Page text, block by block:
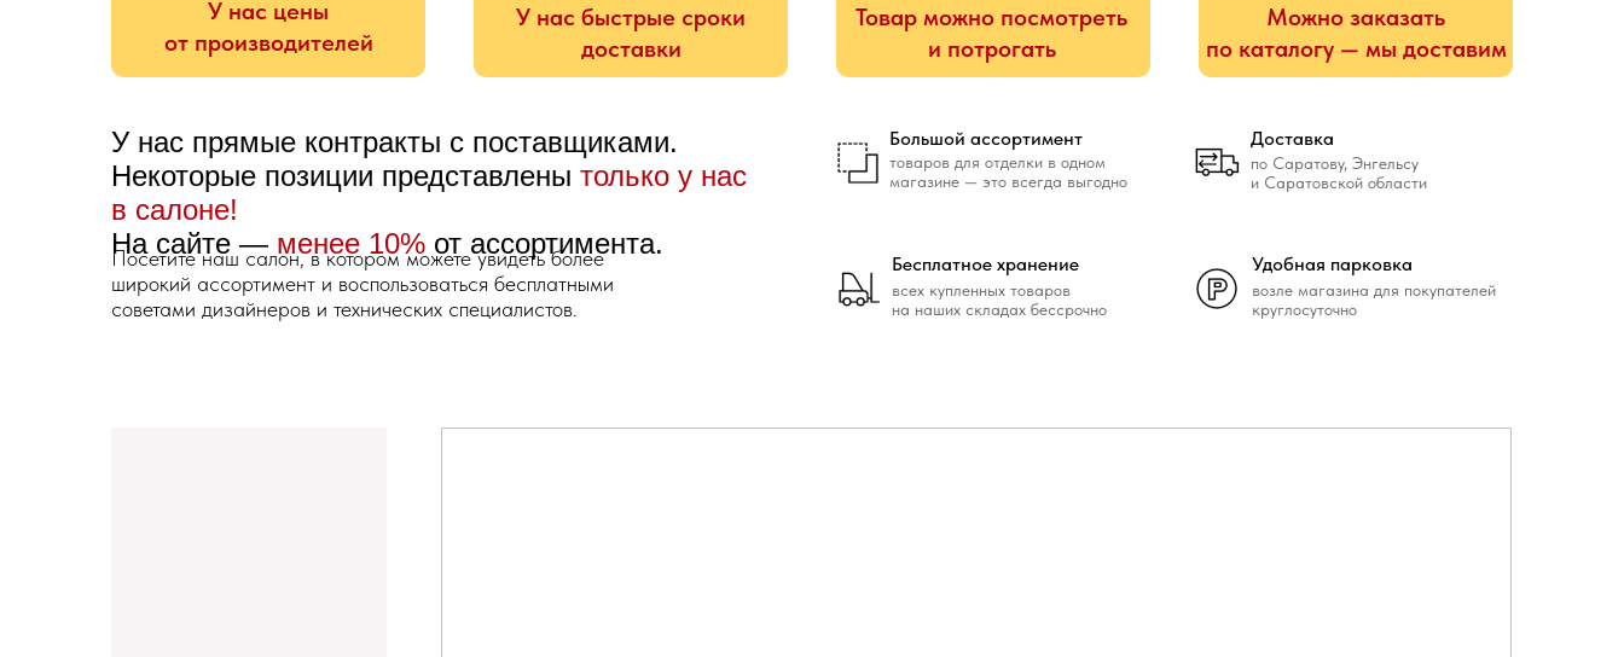
Можно заказать
по каталогу — мы доставим
У нас быстрые сроки
доставки
Товар можно посмотреть
и потрогать
У нас цены
от производителей
возле магазина для покупателей
круглосуточно
Удобная парковка
всех купленных товаров
на наших складах бессрочно
Бесплатное хранение
товаров для отделки в одном
магазине — это всегда выгодно
Большой ассортимент
по Саратову, Энгельсу
и Саратовской области
Доставка
У нас прямые контракты с поставщиками.
Некоторые позиции представлены только у нас
в салоне!
На сайте — менее 10% от ассортимента.
Посетите наш салон, в котором можете увидеть более
широкий ассортимент и воспользоваться бесплатными
советами дизайнеров и технических специалистов.